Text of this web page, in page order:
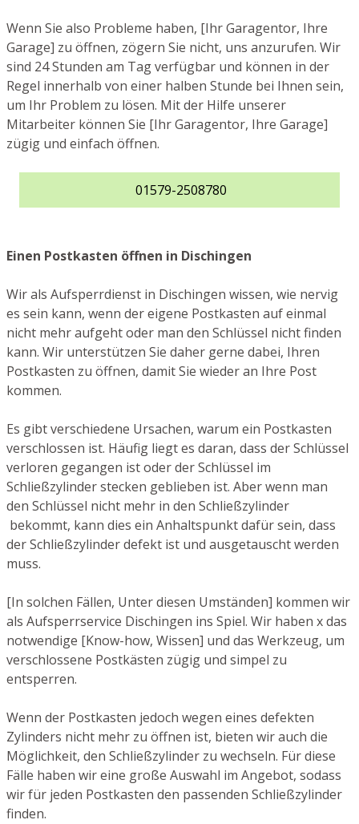
Wenn Sie also Probleme haben, [Ihr Garagentor, Ihre
Garage] zu öffnen, zögern Sie nicht, uns anzurufen. Wir
sind 24 Stunden am Tag verfügbar und können in der
Regel innerhalb von einer halben Stunde bei Ihnen sein,
um Ihr Problem zu lösen. Mit der Hilfe unserer
Mitarbeiter können Sie [Ihr Garagentor, Ihre Garage]
zügig und einfach öffnen.
01579-2508780
Einen Postkasten öffnen in Dischingen
Wir als Aufsperrdienst in Dischingen wissen, wie nervig
es sein kann, wenn der eigene Postkasten auf einmal
nicht mehr aufgeht oder man den Schlüssel nicht finden
kann. Wir unterstützen Sie daher gerne dabei, Ihren
Postkasten zu öffnen, damit Sie wieder an Ihre Post
kommen.
Es gibt verschiedene Ursachen, warum ein Postkasten
verschlossen ist. Häufig liegt es daran, dass der Schlüssel
verloren gegangen ist oder der Schlüssel im
Schließzylinder stecken geblieben ist. Aber wenn man
den Schlüssel nicht mehr in den Schließzylinder
bekommt, kann dies ein Anhaltspunkt dafür sein, dass
der Schließzylinder defekt ist und ausgetauscht werden
muss.
[In solchen Fällen, Unter diesen Umständen] kommen wir
als Aufsperrservice Dischingen ins Spiel. Wir haben x das
notwendige [Know-how, Wissen] und das Werkzeug, um
verschlossene Postkästen zügig und simpel zu
entsperren.
Wenn der Postkasten jedoch wegen eines defekten
Zylinders nicht mehr zu öffnen ist, bieten wir auch die
Möglichkeit, den Schließzylinder zu wechseln. Für diese
Fälle haben wir eine große Auswahl im Angebot, sodass
wir für jeden Postkasten den passenden Schließzylinder
finden.